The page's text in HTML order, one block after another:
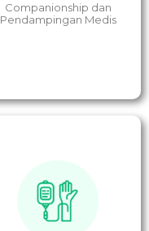
Companionship dan
Pendampingan Medis
Membantu pasien